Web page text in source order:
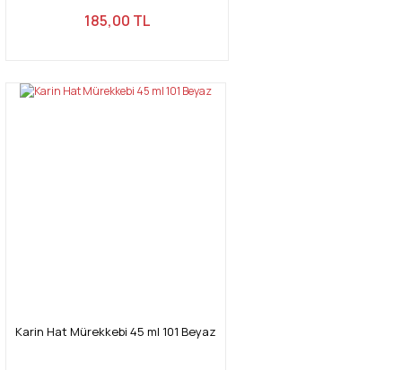
185,00 TL
Karin Hat Mürekkebi 45 ml 101 Beyaz